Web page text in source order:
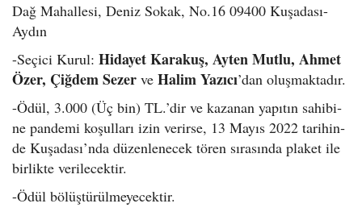
Dağ Mahallesi, Deniz Sokak, No.16 09400 Ku­şa­da­sı-
Aydın
-Se­çi­ci Kurul: Hi­da­yet Karakuş, Ayten Mutlu, Ahmet
Özer, Çiğ­dem Sezer ve Halim Yazıcı’dan oluş­mak­ta­dır.
-Ödül, 3.000 (Üç bin) TL.’dir ve ka­za­nan ya­pı­tın sa­hi­bi­
ne pan­de­mi ko­şul­la­rı izin ve­rir­se, 13 Mayıs 2022 ta­ri­hin­
de Ku­şa­da­sı’nda dü­zen­le­necek tören sı­ra­sın­da pla­ket ile
bir­lik­te ve­ri­le­cek­tir.
-Ödül bö­lüş­tü­rül­me­ye­cek­tir.